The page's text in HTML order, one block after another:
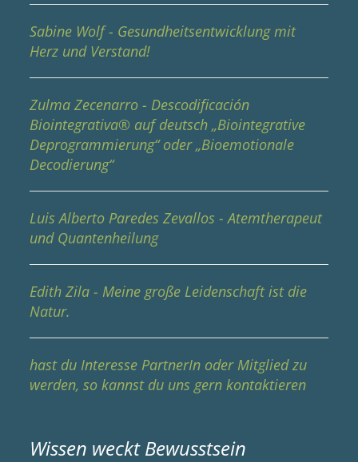
Sabine Wolf - Gesundheitsentwicklung mit
Herz und Verstand!
Zulma Zecenarro - Descodificación
Biointegrativa® auf deutsch „Biointegrative
Deprogrammierung“ oder „Bioemotionale
Decodierung“
Luis Alberto Paredes Zevallos - Atemtherapeut
und Quantenheilung
Edith Zila - Meine große Leidenschaft ist die
Natur.
hast du Interesse PartnerIn oder Mitglied zu
werden, so kannst du uns gern kontaktieren
Wissen weckt Bewusstsein